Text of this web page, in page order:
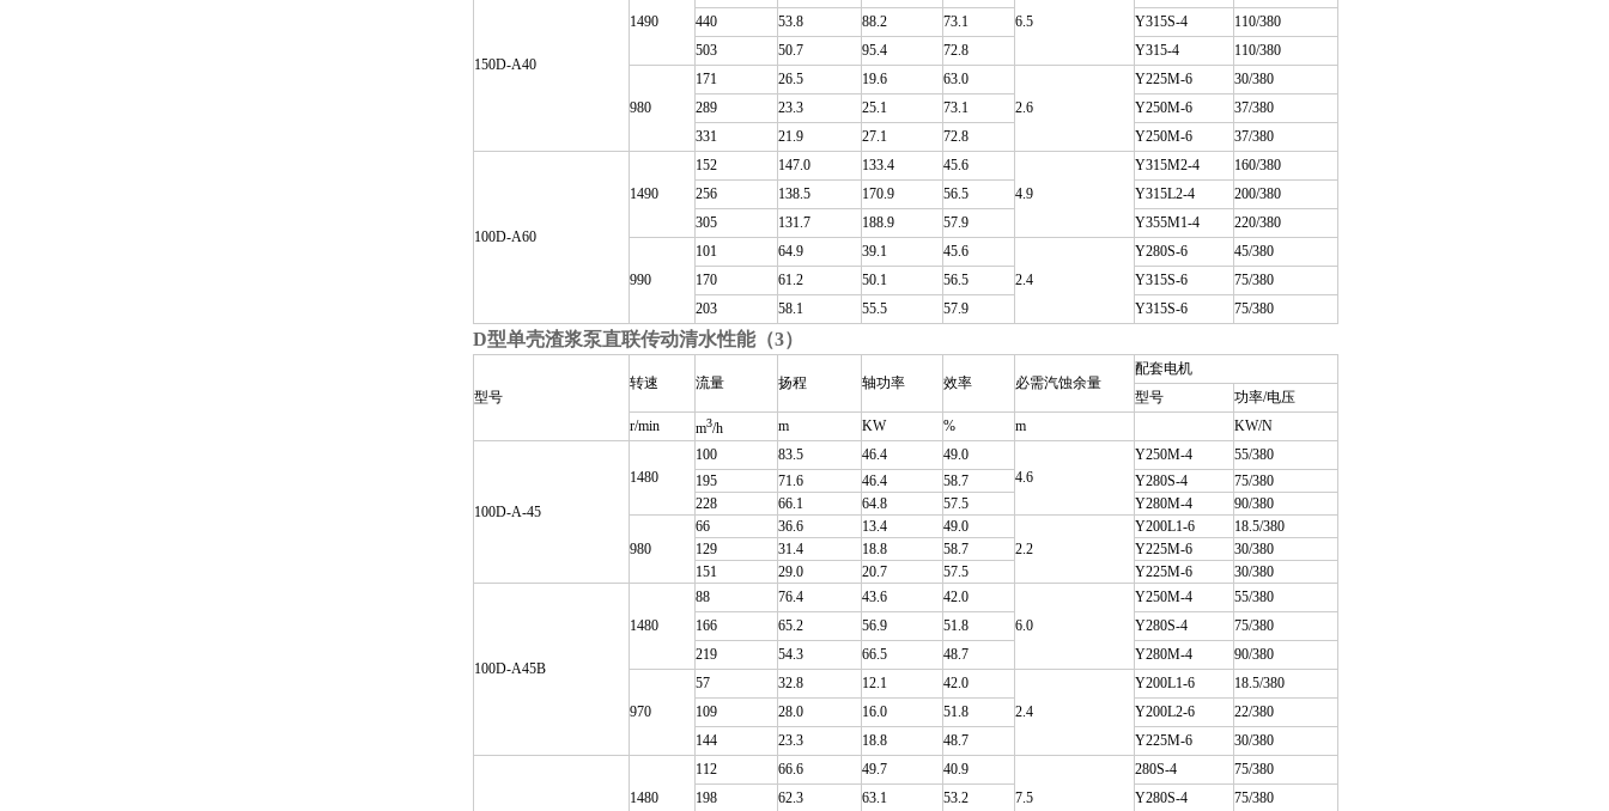
150D-A40
1490
6.5
440
53.8 88.2 73.1 Y315S-4
110/380
503
50.7 95.4 72.8 Y315-4 110/380
980
171 26.5 19.6
63.0
2.6
Y225M-6
30/380
289
23.3 25.1 73.1 Y250M-6
37/380
331
21.9 27.1 72.8 Y250M-6 37/380
100D-A60
1490
152 147.0 133.4
45.6
4.9
Y315M2-4
160/380
256
138.5 170.9 56.5 Y315L2-4
200/380
305
131.7 188.9 57.9 Y355M1-4 220/380
990
101 64.9 39.1
45.6
2.4
Y280S-6
45/380
170
61.2 50.1 56.5 Y315S-6
75/380
203
58.1 55.5 57.9 Y315S-6 75/380
D型单壳渣浆泵直联传动清水性能（3）
型号
转速 流量 扬程 轴功率 效率 必需汽蚀余量
配套电机
型号
功率/电压
r/min
m3/h m KW % m KW/N
100D-A-45
1480
100 83.5 46.4
49.0
4.6
Y250M-4
55/380
195
71.6 46.4 58.7 Y280S-4
75/380
228
66.1 64.8 57.5 Y280M-4 90/380
980
66 36.6 13.4
49.0
2.2
Y200L1-6
18.5/380
129
31.4 18.8 58.7 Y225M-6
30/380
151
29.0 20.7 57.5 Y225M-6 30/380
100D-A45B
1480
88 76.4 43.6
42.0
6.0
Y250M-4
55/380
166
65.2 56.9 51.8 Y280S-4
75/380
219
54.3 66.5 48.7 Y280M-4 90/380
970
57 32.8 12.1
42.0
2.4
Y200L1-6
18.5/380
109
28.0 16.0 51.8 Y200L2-6
22/380
144
23.3 18.8 48.7 Y225M-6 30/380
1480
112 66.6 49.7
40.9
7.5
280S-4
75/380
198
62.3 63.1 53.2 Y280S-4 75/380